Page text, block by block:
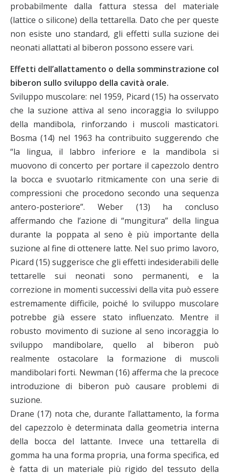
probabilmente dalla fattura stessa del materiale
(lattice o silicone) della tettarella. Dato che per queste
non esiste uno standard, gli effetti sulla suzione dei
neonati allattati al biberon possono essere vari.
Effetti dell’allattamento o della somminstrazione col
biberon sullo sviluppo della cavità orale.
Sviluppo muscolare: nel 1959, Picard (15) ha osservato
che la suzione attiva al seno incoraggia lo sviluppo
della mandibola, rinforzando i muscoli masticatori.
Bosma (14) nel 1963 ha contribuito suggerendo che
“la lingua, il labbro inferiore e la mandibola si
muovono di concerto per portare il capezzolo dentro
la bocca e svuotarlo ritmicamente con una serie di
compressioni che procedono secondo una sequenza
antero-posteriore”. Weber (13) ha concluso
affermando che l’azione di “mungitura” della lingua
durante la poppata al seno è più importante della
suzione al fine di ottenere latte. Nel suo primo lavoro,
Picard (15) suggerisce che gli effetti indesiderabili delle
tettarelle sui neonati sono permanenti, e la
correzione in momenti successivi della vita può essere
estremamente difficile, poiché lo sviluppo muscolare
potrebbe già essere stato influenzato. Mentre il
robusto movimento di suzione al seno incoraggia lo
sviluppo mandibolare, quello al biberon può
realmente ostacolare la formazione di muscoli
mandibolari forti. Newman (16) afferma che la precoce
introduzione di biberon può causare problemi di
suzione.
Drane (17) nota che, durante l’allattamento, la forma
del capezzolo è determinata dalla geometria interna
della bocca del lattante. Invece una tettarella di
gomma ha una forma propria, una forma specifica, ed
è fatta di un materiale più rigido del tessuto della